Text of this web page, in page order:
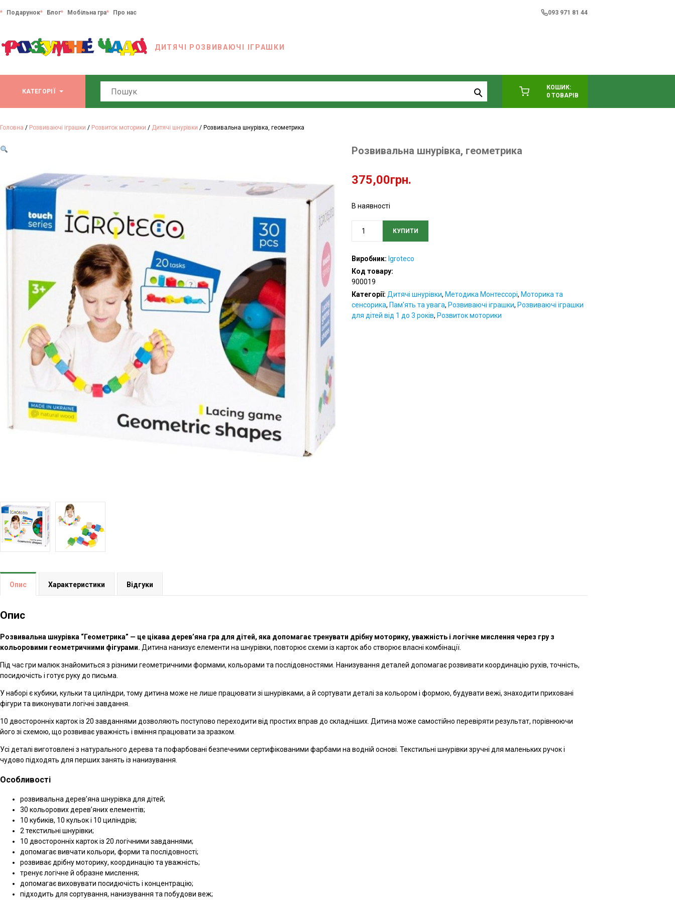
Подарунок Блог Мобільна гра Про нас 093 971 81 44
ДИТЯЧІ РОЗВИВАЮЧІ ІГРАШКИ
КАТЕГОРІЇ
КОШИК:
0 ТОВАРІВ
Головна / Розвиваючі іграшки / Розвиток моторики / Дитячі шнурівки / Розвивальна шнурівка, геометрика
Розвивальна шнурівка, геометрика
375,00грн.
В наявності
Розвивальна
геометрика
кількість
КУПИТИ
Виробник: Igroteco
Код товару:
900019
Категорії: Дитячі шнурівки, Методика Монтессорі, Моторика та
сенсорика, Пам'ять та увага, Розвиваючі іграшки, Розвиваючі іграшки
для дітей від 1 до 3 років, Розвиток моторики
Опис Характеристики Відгуки
Опис
Розвивальна шнурівка “Геометрика” — це цікава дерев’яна гра для дітей, яка допомагає тренувати дрібну моторику, уважність і логічне мислення через гру з
кольоровими геометричними фігурами. Дитина нанизує елементи на шнурівки, повторює схеми із карток або створює власні комбінації.
Під час гри малюк знайомиться з різними геометричними формами, кольорами та послідовностями. Нанизування деталей допомагає розвивати координацію рухів, точність,
посидючість і готує руку до письма.
У наборі є кубики, кульки та циліндри, тому дитина може не лише працювати зі шнурівками, а й сортувати деталі за кольором і формою, будувати вежі, знаходити приховані
фігури та виконувати логічні завдання.
10 двосторонніх карток із 20 завданнями дозволяють поступово переходити від простих вправ до складніших. Дитина може самостійно перевіряти результат, порівнюючи
його зі схемою, що розвиває уважність і вміння працювати за зразком.
Усі деталі виготовлені з натурального дерева та пофарбовані безпечними сертифікованими фарбами на водній основі. Текстильні шнурівки зручні для маленьких ручок і
чудово підходять для перших занять із нанизування.
Особливості
розвивальна дерев’яна шнурівка для дітей;
30 кольорових дерев’яних елементів;
10 кубиків, 10 кульок і 10 циліндрів;
2 текстильні шнурівки;
10 двосторонніх карток із 20 логічними завданнями;
допомагає вивчати кольори, форми та послідовності;
розвиває дрібну моторику, координацію та уважність;
тренує логічне й образне мислення;
допомагає виховувати посидючість і концентрацію;
підходить для сортування, нанизування та побудови веж;